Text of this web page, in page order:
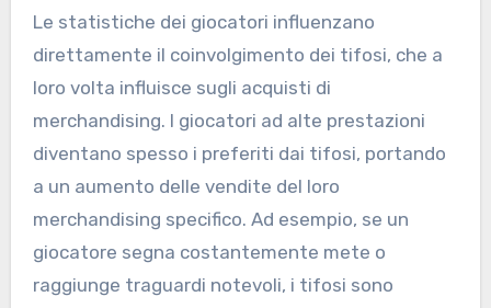
Le statistiche dei giocatori influenzano
direttamente il coinvolgimento dei tifosi, che a
loro volta influisce sugli acquisti di
merchandising. I giocatori ad alte prestazioni
diventano spesso i preferiti dai tifosi, portando
a un aumento delle vendite del loro
merchandising specifico. Ad esempio, se un
giocatore segna costantemente mete o
raggiunge traguardi notevoli, i tifosi sono